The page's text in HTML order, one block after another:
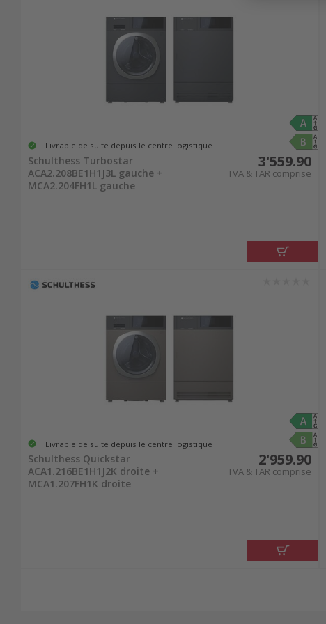
Livrable de suite depuis le centre logistique
Schulthess Turbostar
ACA2.208BE1H1J3L gauche +
MCA2.204FH1L gauche
3'559.90
TVA & TAR comprise
Livrable de suite depuis le centre logistique
Schulthess Quickstar
ACA1.216BE1H1J2K droite +
MCA1.207FH1K droite
2'959.90
TVA & TAR comprise